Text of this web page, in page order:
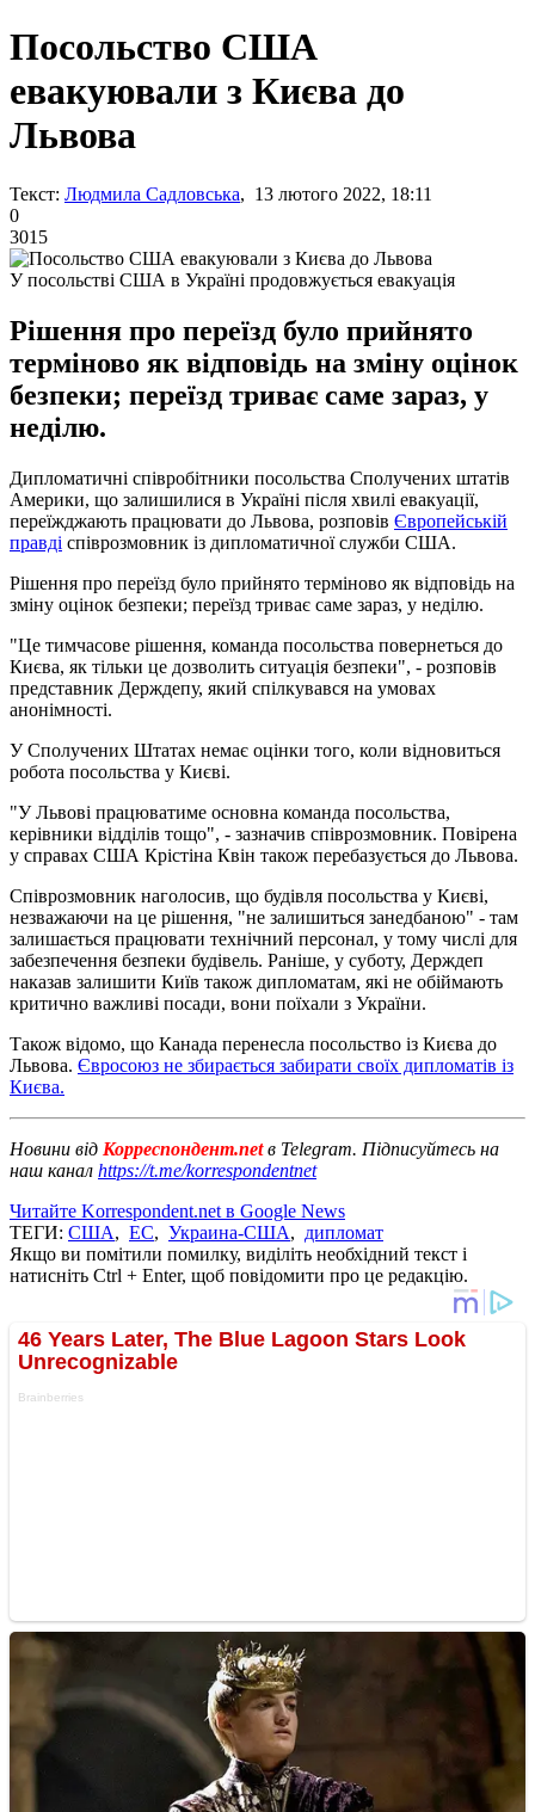
Посольство США
евакуювали з Києва до
Львова
Текст: Людмила Садловська, 13 лютого 2022, 18:11
0
3015
У посольстві США в Україні продовжується евакуація
Рішення про переїзд було прийнято
терміново як відповідь на зміну оцінок
безпеки; переїзд триває саме зараз, у
неділю.
Дипломатичні співробітники посольства Сполучених штатів
Америки, що залишилися в Україні після хвилі евакуації,
переїжджають працювати до Львова, розповів Європейській
правді співрозмовник із дипломатичної служби США.
Рішення про переїзд було прийнято терміново як відповідь на
зміну оцінок безпеки; переїзд триває саме зараз, у неділю.
"Це тимчасове рішення, команда посольства повернеться до
Києва, як тільки це дозволить ситуація безпеки", - розповів
представник Держдепу, який спілкувався на умовах
анонімності.
У Сполучених Штатах немає оцінки того, коли відновиться
робота посольства у Києві.
"У Львові працюватиме основна команда посольства,
керівники відділів тощо", - зазначив співрозмовник. Повірена
у справах США Крістіна Квін також перебазується до Львова.
Співрозмовник наголосив, що будівля посольства у Києві,
незважаючи на це рішення, "не залишиться занедбаною" - там
залишається працювати технічний персонал, у тому числі для
забезпечення безпеки будівель. Раніше, у суботу, Держдеп
наказав залишити Київ також дипломатам, які не обіймають
критично важливі посади, вони поїхали з України.
Також відомо, що Канада перенесла посольство із Києва до
Львова. Євросоюз не збирається забирати своїх дипломатів із
Києва.
Новини від Корреспондент.netв Telegram. Підписуйтесь на
наш канал https://t.me/korrespondentnet
Читайте Korrespondent.net в Google News
ТЕГИ: США, ЕС, Украина-США, дипломат
Якщо ви помітили помилку, виділіть необхідний текст і
натисніть Ctrl + Enter, щоб повідомити про це редакцію.